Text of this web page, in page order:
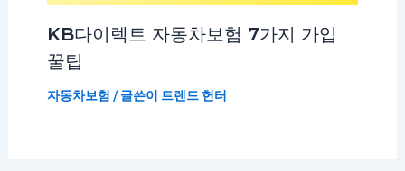
KB다이렉트 자동차보험 7가지 가입
꿀팁
자동차보험 / 글쓴이 트렌드 헌터